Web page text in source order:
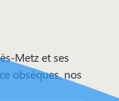
Metz et ses
obsèques, nos